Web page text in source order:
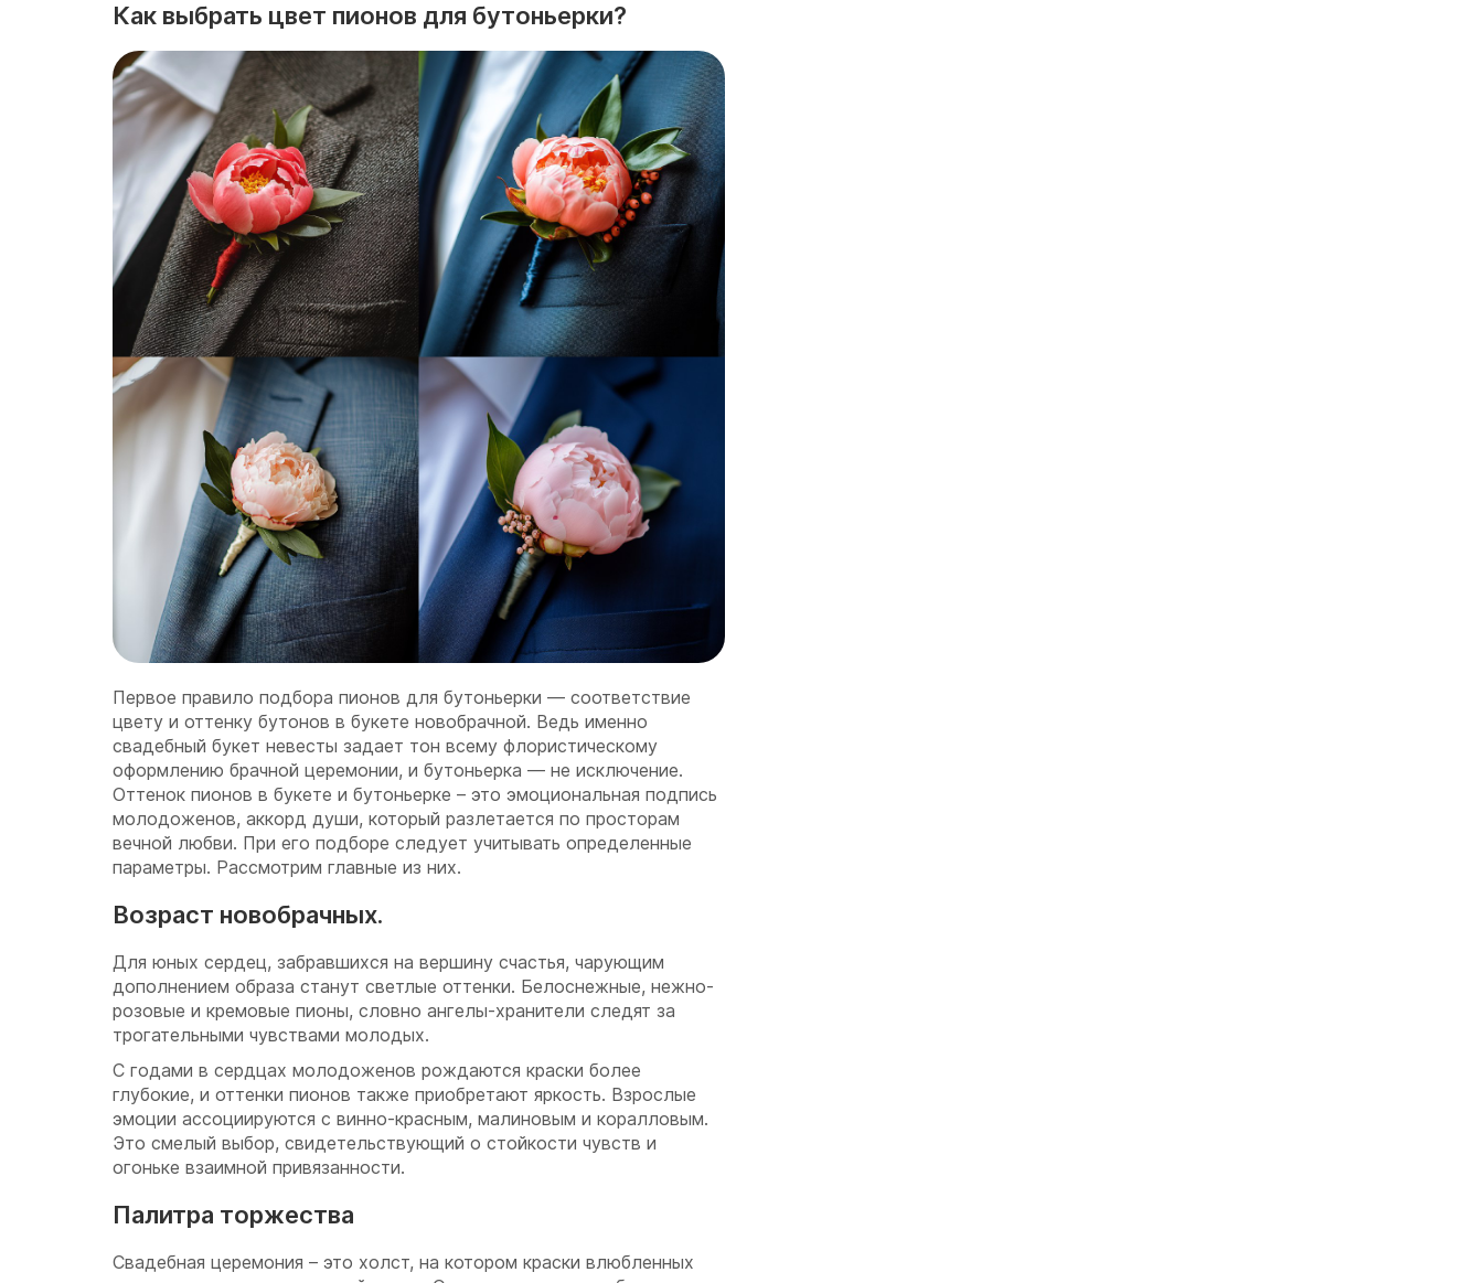
Как выбрать цвет пионов для бутоньерки?
Первое правило подбора пионов для бутоньерки — соответствие
цвету и оттенку бутонов в букете новобрачной. Ведь именно
свадебный букет невесты задает тон всему флористическому
оформлению брачной церемонии, и бутоньерка — не исключение.
Оттенок пионов в букете и бутоньерке – это эмоциональная подпись
молодоженов, аккорд души, который разлетается по просторам
вечной любви. При его подборе следует учитывать определенные
параметры. Рассмотрим главные из них.
Возраст новобрачных.
Для юных сердец, забравшихся на вершину счастья, чарующим
дополнением образа станут светлые оттенки. Белоснежные, нежно-
розовые и кремовые пионы, словно ангелы-хранители следят за
трогательными чувствами молодых.
С годами в сердцах молодоженов рождаются краски более
глубокие, и оттенки пионов также приобретают яркость. Взрослые
эмоции ассоциируются с винно-красным, малиновым и коралловым.
Это смелый выбор, свидетельствующий о стойкости чувств и
огоньке взаимной привязанности.
Палитра торжества
Свадебная церемония – это холст, на котором краски влюбленных